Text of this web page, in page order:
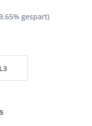
gespart)
L3